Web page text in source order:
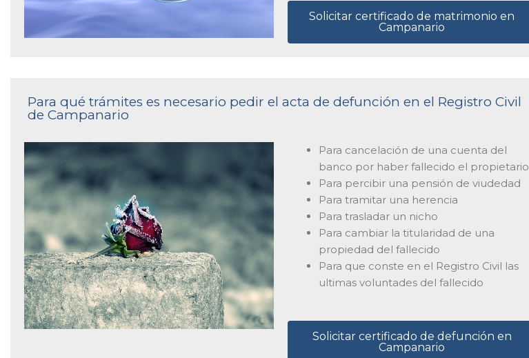
Solicitar certificado de matrimonio en
Campanario
Para qué trámites es necesario pedir el acta de defunción en el Registro Civil
de Campanario
Para cancelación de una cuenta del
banco por haber fallecido el propietario
Para percibir una pensión de viudedad
Para tramitar una herencia
Para trasladar un nicho
Para cambiar la titularidad de una
propiedad del fallecido
Para que conste en el Registro Civil las
ultimas voluntades del fallecido
Solicitar certificado de defunción en
Campanario